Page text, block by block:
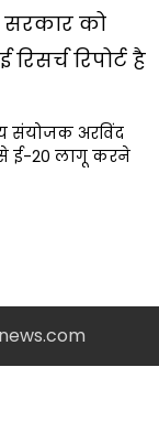
सरकार को
रिपोर्ट है
संयोजक अरविंद
ई-20 लागू करने